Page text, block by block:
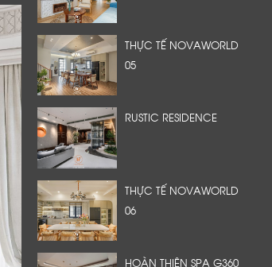
THỰC TẾ NOVAWORLD
05
RUSTIC RESIDENCE
THỰC TẾ NOVAWORLD
06
HOÀN THIỆN SPA G360